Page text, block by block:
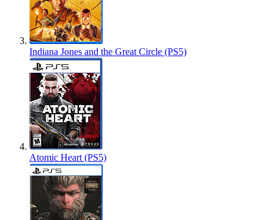
Indiana Jones and the Great Circle (PS5)
Atomic Heart (PS5)